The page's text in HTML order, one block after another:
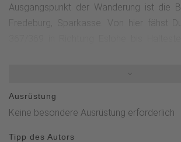
Ausgangspunkt der Wanderung ist die
Fredeburg, Sparkasse. Von hier fähst
befindet sich direkt auf dem
dem Sauerland-Höhenflug nun entlang
Hinter dem Örtchen steigt der
Ausrüstung
Keine besondere Ausrüstung erforderlich
Tipp des Autors